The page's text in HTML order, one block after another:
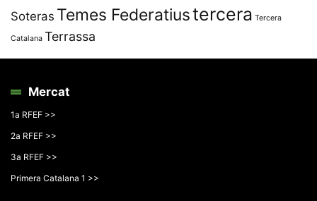
Soteras Temes Federatiustercera Tercera
Catalana Terrassa
Mercat
1a RFEF >>
2a RFEF >>
3a RFEF >>
Primera Catalana 1 >>